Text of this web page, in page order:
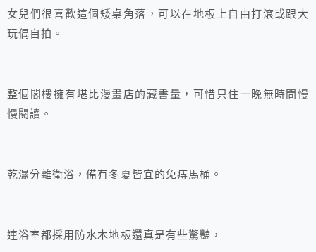
女兒們很喜歡這個矮桌角落，可以在地板上自由打滾或跟大
玩偶自拍。
整個閣樓擁有堪比漫畫店的藏書量，可惜只住一晚無時間慢
慢閱讀。
乾濕分離衛浴，備有冬夏皆宜的免痔馬桶。
連浴室都採用防水木地板還真是有些驚豔，